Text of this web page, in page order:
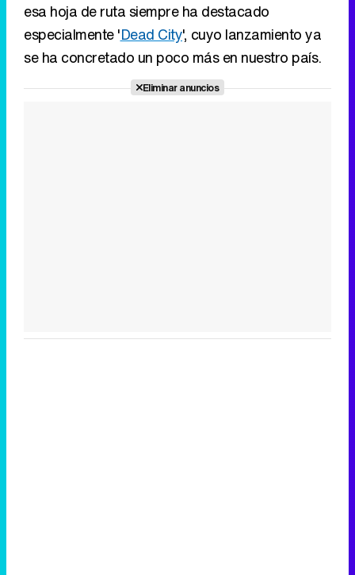
esa hoja de ruta siempre ha destacado
especialmente 'Dead City', cuyo lanzamiento ya
se ha concretado un poco más en nuestro país.
Eliminar anuncios